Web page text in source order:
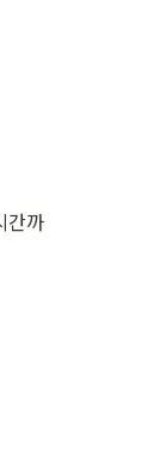
간까